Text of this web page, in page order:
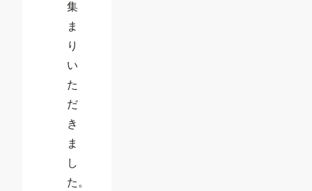
集
ま
り
い
た
だ
き
ま
し
た。